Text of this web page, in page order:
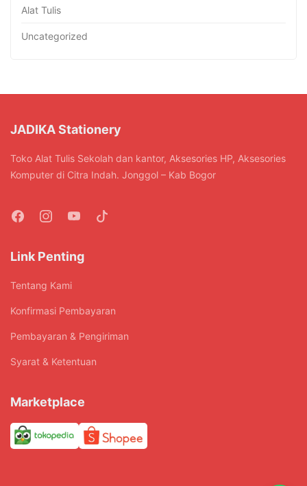
Alat Tulis
Uncategorized
JADIKA Stationery
Toko Alat Tulis Sekolah dan kantor, Aksesories HP, Aksesories
Komputer di Citra Indah. Jonggol – Kab Bogor
Link Penting
Tentang Kami
Konfirmasi Pembayaran
Pembayaran & Pengiriman
Syarat & Ketentuan
Marketplace